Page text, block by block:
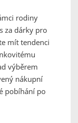
rodiny
za dárky pro
mít tendenci
výběrem
nákupní
pobíhání po